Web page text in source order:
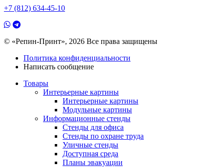
+7 (812) 634-45-10
© «Репин-Принт», 2026 Все права защищены
Политика конфиденциальности
Написать сообщение
Товары
Интерьерные картины
Интерьерные картины
Модульные картины
Информационные стенды
Стенды для офиса
Стенды по охране труда
Уличные стенды
Доступная среда
Планы эвакуации